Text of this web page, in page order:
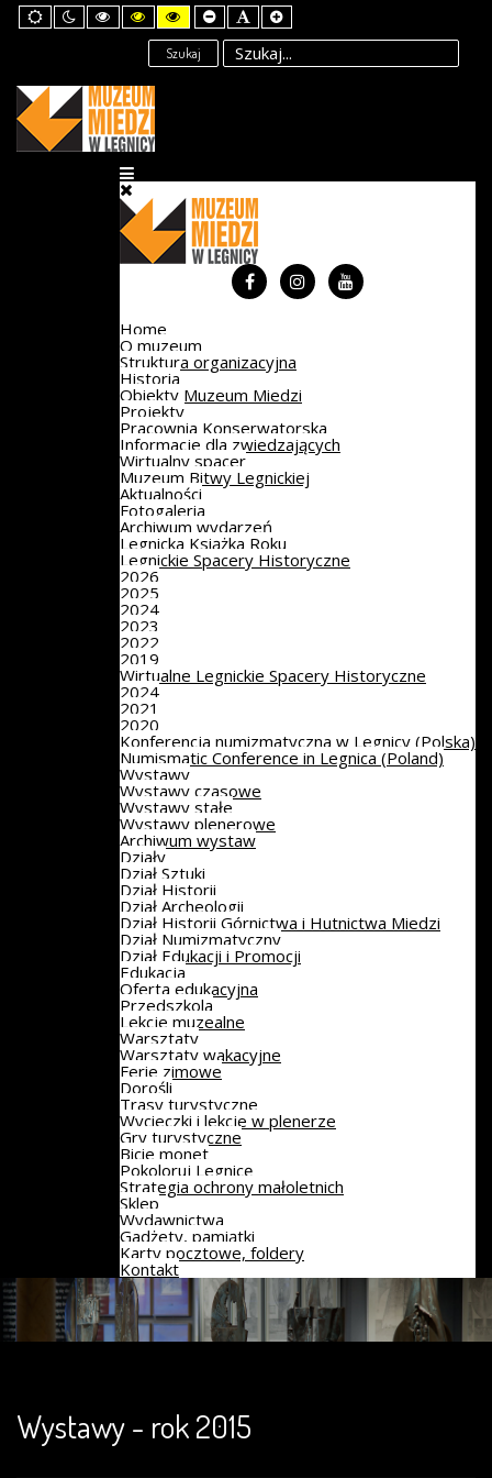
Default
mode
Night
mode
High
Contrast
mode
High
Contrast
Black
Yellow
mode
High
Contrast
Yellow
Black
mode
Set
Smaller
Font
Set
Default
Font
Set
Larger
Font
Szukaj
Home
O muzeum
Struktura organizacyjna
Historia
Obiekty Muzeum Miedzi
Projekty
Pracownia Konserwatorska
Informacje dla zwiedzających
Wirtualny spacer
Muzeum Bitwy Legnickiej
Aktualności
Fotogaleria
Archiwum wydarzeń
Legnicka Książka Roku
Legnickie Spacery Historyczne
2026
2025
2024
2023
2022
2019
Wirtualne Legnickie Spacery Historyczne
2024
2021
2020
Konferencja numizmatyczna w Legnicy (Polska)
Numismatic Conference in Legnica (Poland)
Wystawy
Wystawy czasowe
Wystawy stałe
Wystawy plenerowe
Archiwum wystaw
Działy
Dział Sztuki
Dział Historii
Dział Archeologii
Dział Historii Górnictwa i Hutnictwa Miedzi
Dział Numizmatyczny
Dział Edukacji i Promocji
Edukacja
Oferta edukacyjna
Przedszkola
Lekcje muzealne
Warsztaty
Warsztaty wakacyjne
Ferie zimowe
Dorośli
Trasy turystyczne
Wycieczki i lekcje w plenerze
Gry turystyczne
Bicie monet
Pokoloruj Legnicę
Strategia ochrony małoletnich
Sklep
Wydawnictwa
Gadżety, pamiątki
Karty pocztowe, foldery
Kontakt
Wystawy - rok 2015